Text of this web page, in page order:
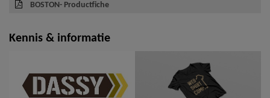
BOSTON- Productfiche
Kennis & informatie